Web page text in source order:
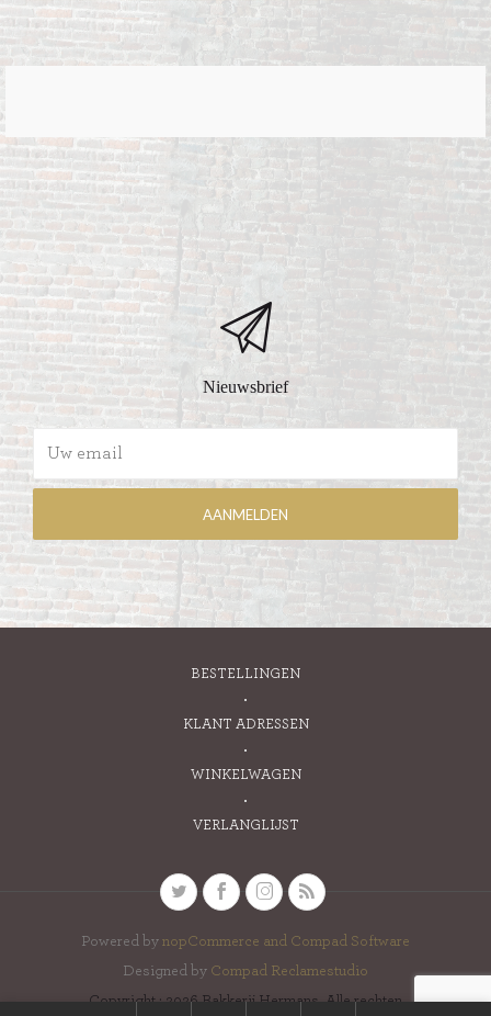
Nieuwsbrief
BESTELLINGEN
KLANT ADRESSEN
WINKELWAGEN
VERLANGLIJST
Powered by nopCommerce and Compad Software
Designed by Compad Reclamestudio
Copyright ; 2026 Bakkerij Hermans. Alle rechten